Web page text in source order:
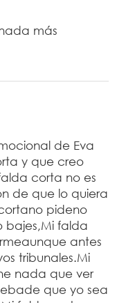
más
de Eva
y que creo
corta no es
de que lo quiera
pideno
bajes,Mi falda
antes
tribunales.Mi
nada que ver
que yo sea